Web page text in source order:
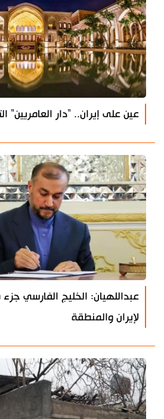
عين على إيران.. "دار العامريين"
عبداللهيان: الخليج الفارسي
لإيران والمنطقة